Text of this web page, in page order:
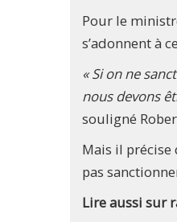
Pour le
s’adonnent à
« Si on ne
nous devons
souligné
Mais il
pas
Lire aussi sur